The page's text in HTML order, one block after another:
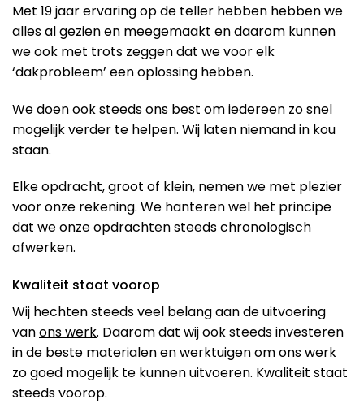
Met 19 jaar ervaring op de teller hebben hebben we
alles al gezien en meegemaakt en daarom kunnen
we ook met trots zeggen dat we voor elk
‘dakprobleem’ een oplossing hebben.
We doen ook steeds ons best om iedereen zo snel
mogelijk verder te helpen. Wij laten niemand in kou
staan.
Elke opdracht, groot of klein, nemen we met plezier
voor onze rekening. We hanteren wel het principe
dat we onze opdrachten steeds chronologisch
afwerken.
Kwaliteit staat voorop
Wij hechten steeds veel belang aan de uitvoering
vanons werk. Daarom dat wij ook steeds investeren
in de beste materialen en werktuigen om ons werk
zo goed mogelijk te kunnen uitvoeren. Kwaliteit staat
steeds voorop.